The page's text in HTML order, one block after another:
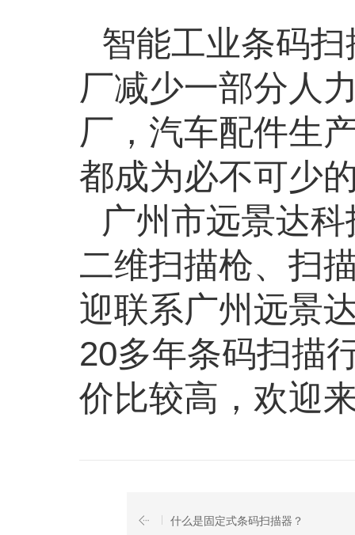
智能工业条码
厂减少一部分人
厂，汽车配件生
都成为必不可少
广州市远景达
二维扫描枪、扫
迎联系广州远景
20多年条码扫描
价比较高，欢迎
什么是固定式条码扫描器？